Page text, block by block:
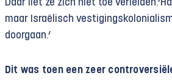
Daar liet ze zich niet toe
maar Israëlisch
doorgaan.’
Dit was toen een zeer